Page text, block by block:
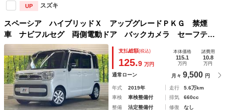
UP スズキ
スペーシア ハイブリッドＸ アップグレードＰＫＧ 禁煙
車 ナビフルセグ 両側電動ドア バックカメラ セーフティ
サポート ＬＥＤヘッド 純正ＯＰ１４インチＡＷ ルーフレ
ール シートヒーター ＥＴＣ Ｂｌｕｅｔｏｏｔｈ ＤＶＤ
再生
支払総額(税込)
125.9 万円
本体価格
115.1
万円
諸費用
10.8
万円
通常ローン 月々 9,500 円
年式 2019年 走行
5.6万km
車検
車検整備付 排気
660cc
整備
法定整備付 修復
なし